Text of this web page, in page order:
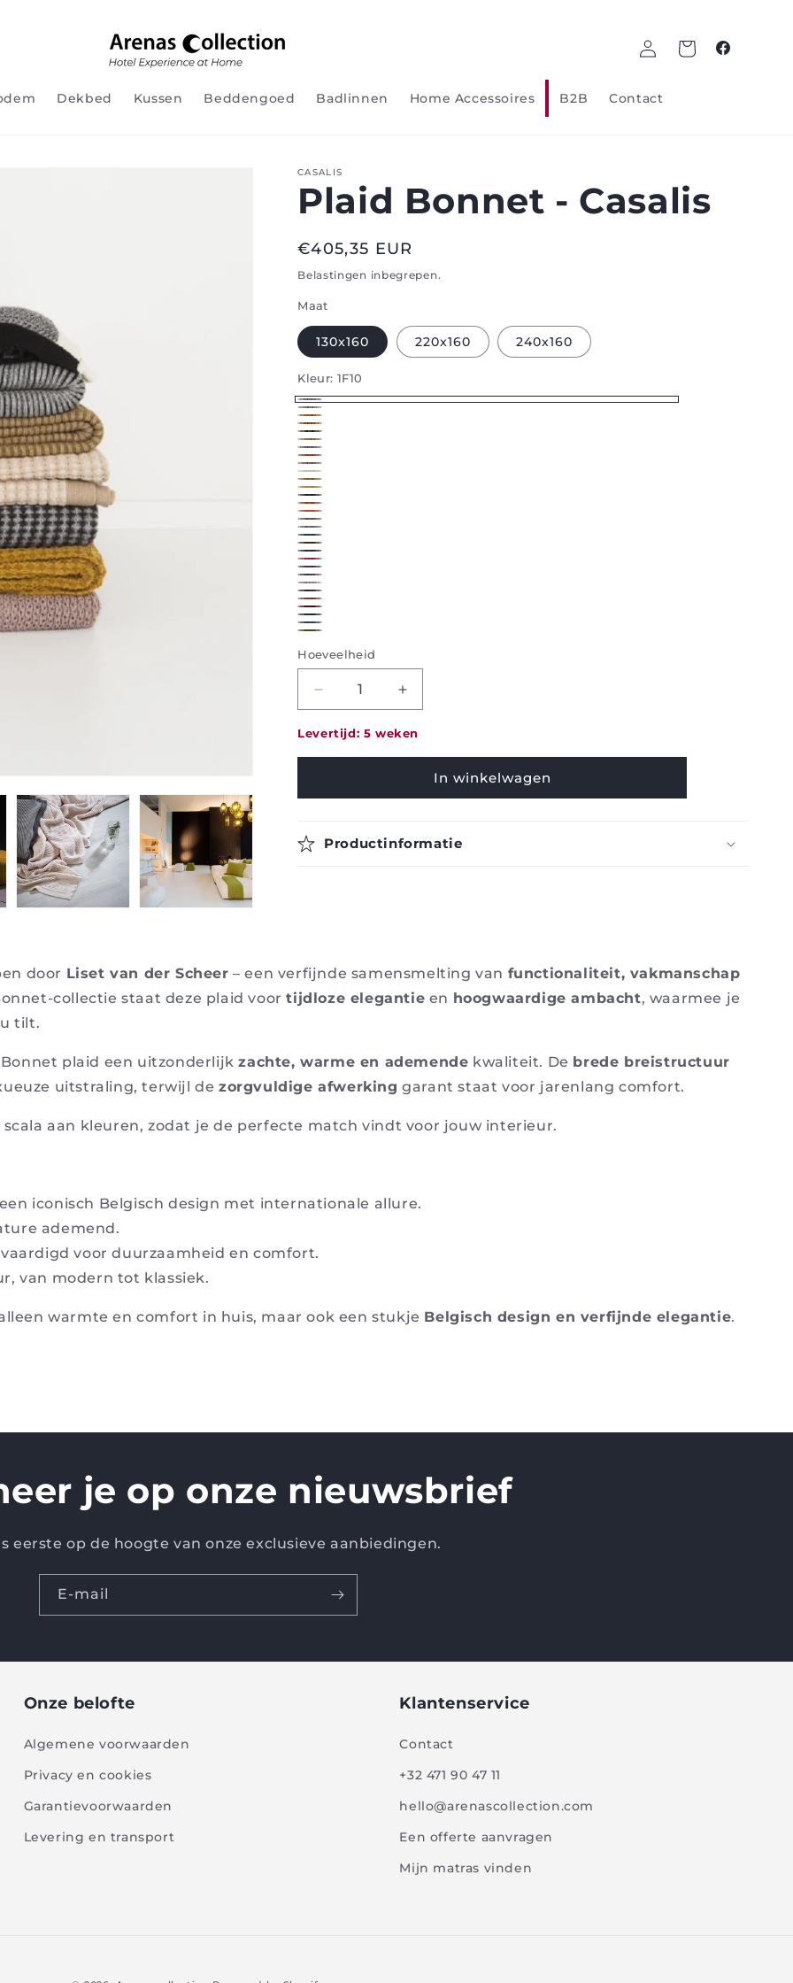
Dekbed Kussen Beddengoed Badlinnen Home Accessoires B2B Contact
Log
in
Winkelwagen
Facebook
CASALIS
Plaid Bonnet - Casalis
Regular
price
€405,35 EUR
Belastingen inbegrepen.
Maat
130x160 220x160 240x160
Kleur: 1F10
1F10
1J02
2D02
2D03
3B07
4K06
5K14
482
497
500
519
527
615
680
684
740
A4
B1
D529
D614
D679
D742
K901
K902
K904
K920
K921
K922
K923
Hoeveelheid
Decrease
quantity
for
Plaid
Increase
quantity
for
Plaid
Bonnet
Levertijd: 5 weken
In winkelwagen
Productinformatie
door Liset van der Scheer – een verfijnde samensmelting van functionaliteit, vakmanschap
collectie staat deze plaid voortijdloze elegantie en hoogwaardige ambacht, waarmee je
tilt.
plaid een uitzonderlijkzachte, warme en ademende kwaliteit. De brede breistructuur
uitstraling, terwijl de zorgvuldige afwerking garant staat voor jarenlang comfort.
aan kleuren, zodat je de perfecte match vindt voor jouw interieur.
iconisch Belgisch design met internationale allure.
ademend.
voor duurzaamheid en comfort.
van modern tot klassiek.
warmte en comfort in huis, maar ook een stukje Belgisch design en verfijnde elegantie.
je op onze nieuwsbrief
eerste op de hoogte van onze exclusieve aanbiedingen.
E-mail
Onze belofte
Algemene voorwaarden
Privacy en cookies
Garantievoorwaarden
Levering en transport
Klantenservice
Contact
+32 471 90 47 11
hello@arenascollection.com
Een offerte aanvragen
Mijn matras vinden